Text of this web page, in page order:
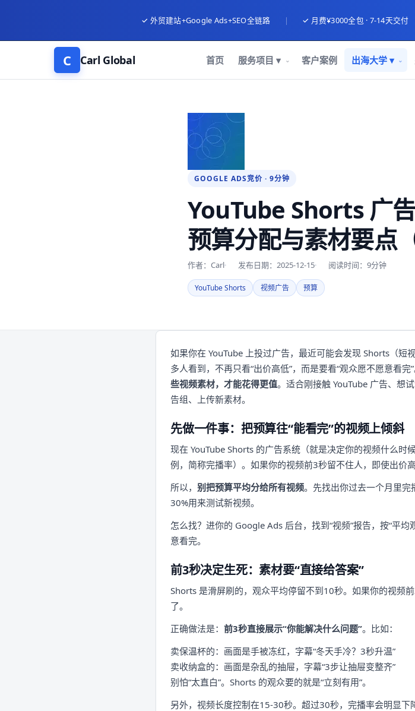
✓ 外贸建站+Google Ads+SEO全链路 | ✓ 月费¥3000全包 · 7-14天交付
C Carl Global 首页 服务项目 ▾ 客户案例 出海大学 ▾
GOOGLE ADS竞价 · 9分钟
YouTube Shorts 广
预算分配与素材要点
作者：Carl 发布日期：2025-12-15 阅读时间：9分钟
YouTube Shorts 视频广告 预算
如果你在 YouTube 上投过广告，最近可能会发现 Shorts（短
多人看到，不再只看“出价高低”，而是要看“观众愿不愿意看完
些视频素材，才能花得更值。适合刚接触 YouTube 广告、想
告组、上传新素材。
先做一件事：把预算往“能看完”的视频上倾斜
现在 YouTube Shorts 的广告系统（就是决定你的视频什么时
例，简称完播率）。如果你的视频前3秒留不住人，即使出价
所以， 别把预算平均分给所有视频。先找出你过去一个月里
30%用来测试新视频。
怎么找？进你的 Google Ads 后台，找到“视频”报告，按“平
意看完。
前3秒决定生死：素材要“直接给答案”
Shorts 是滑屏刷的，观众平均停留不到10秒。如果你的视频
了。
正确做法是： 前3秒直接展示“你能解决什么问题”。比如：
卖保温杯的：画面是手被冻红，字幕“冬天手冷？3秒升温”
卖收纳盒的：画面是杂乱的抽屉，字幕“3步让抽屉变整齐”
别怕“太直白”。Shorts 的观众要的就是“立刻有用”。
另外，视频长度控制在15-30秒。超过30秒，完播率会明显下